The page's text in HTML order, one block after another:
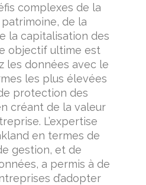
complexes de la
de la
la capitalisation des
objectif ultime est
les données avec le
les plus élevées
protection des
créant de la valeur
L’expertise
en termes de
gestion, et de
a permis à de
d’adopter